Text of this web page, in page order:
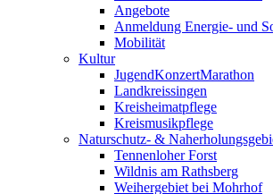
Angebote
Anmeldung Energie- und
Mobilität
Kultur
JugendKonzertMarathon
Landkreissingen
Kreisheimatpflege
Kreismusikpflege
Naturschutz- &
Tennenloher Forst
Wildnis am Rathsberg
Weihergebiet bei Mohrhof